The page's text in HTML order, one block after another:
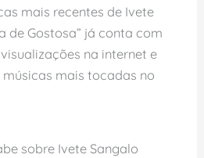
mais recentes de Ivete
de Gostosa” já conta com
na internet e
mais tocadas no
sobre Ivete Sangalo